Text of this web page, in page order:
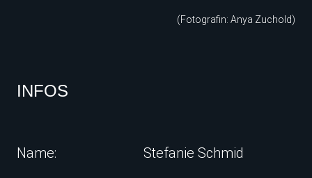
(Fotografin: Anya Zuchold)
INFOS
Name: Stefanie Schmid